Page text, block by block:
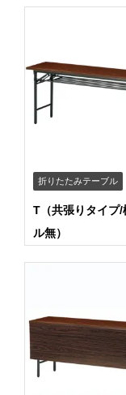
折りたたみテーブル
T（共張りタイプ/
ル無）